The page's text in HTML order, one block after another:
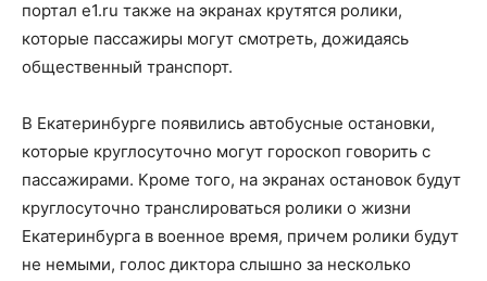
портал e1.ru также на экранах крутятся ролики,
которые пассажиры могут смотреть, дожидаясь
общественный транспорт.
В Екатеринбурге появились автобусные остановки,
которые круглосуточно могут гороскоп говорить с
пассажирами. Кроме того, на экранах остановок будут
круглосуточно транслироваться ролики о жизни
Екатеринбурга в военное время, причем ролики будут
не немыми, голос диктора слышно за несколько